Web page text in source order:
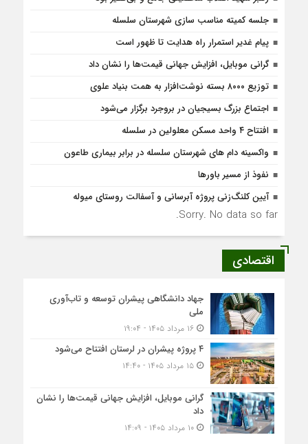
جلسه کمیته مناسب سازی شهرستان سلسله
پیام غدیر استمرار راه هدایت تا ظهور است
گرانی موبایل، افزایش جهانی قیمت‌ها را نشان داد
توزیع ۸۰۰۰ بسته نوشت‌افزار به همت بنیاد علوی
اجتماع بزرگ بسیجیان در بروجرد برگزار می‌شود
افتتاح ۴ واحد مسکن معلولین در سلسله
واکسینه دام های شهرستان سلسله در برابر بیماری طاعون
نفوذ از مسیر باورها
آیین کلنگ‌زنی پروژه آبرسانی و آسفالت روستای میوله
Sorry. No data so far.
اقتصادی
جهاد دانشگاهی پیشران توسعه و تاب‌آوری
ملی
۱۶ مرداد ۱۴۰۵ - ۱۹:۰۴
۴ پروژه پیشران در لرستان افتتاح می‌شود
۱۵ مرداد ۱۴۰۵ - ۱۴:۴۰
گرانی موبایل، افزایش جهانی قیمت‌ها را نشان
داد
۱۰ مرداد ۱۴۰۵ - ۱۴:۰۹